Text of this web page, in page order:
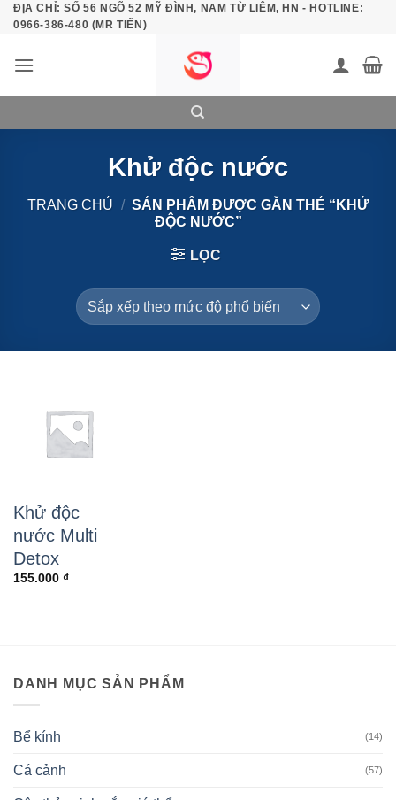
Bỏ
qua
dung
ĐỊA CHỈ: SỐ 56 NGÕ 52 MỸ ĐÌNH, NAM TỪ LIÊM, HN - HOTLINE:
0966-386-480 (MR TIẾN)
Khử độc nước
TRANG CHỦ / SẢN PHẨM ĐƯỢC GẮN THẺ “KHỬ
ĐỘC NƯỚC”
LỌC
Khử độc
nước Multi
Detox
155.000 ₫
DANH MỤC SẢN PHẨM
Bể kính (14)
Cá cảnh (57)